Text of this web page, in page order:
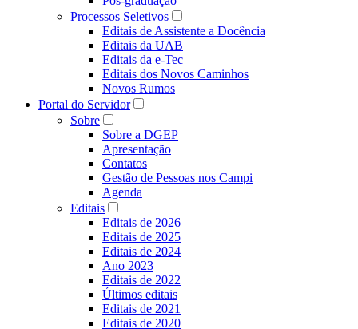
Processos Seletivos
Editais de Assistente a Docência
Editais da UAB
Editais da e-Tec
Editais dos Novos Caminhos
Novos Rumos
Portal do Servidor
Sobre
Sobre a DGEP
Apresentação
Contatos
Gestão de Pessoas nos Campi
Agenda
Editais
Editais de 2026
Editais de 2025
Editais de 2024
Ano 2023
Editais de 2022
Últimos editais
Editais de 2021
Editais de 2020